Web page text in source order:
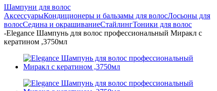
Шампуни для волос
АксессуарыКондиционеры и бальзамы для волосЛосьоны для
волосСедина и окрашиваниеСтайлингТоники для волос
-Elegance Шампунь для волос профессиональный Миракл с
кератином ,3750мл